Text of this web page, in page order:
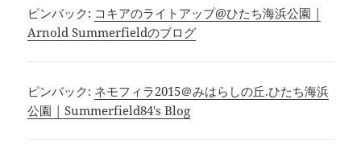
ピンバック: コキアのライトアップ@ひたち海浜公園 |
Arnold Summerfieldのブログ
ピンバック: ネモフィラ2015＠みはらしの丘.ひたち海浜
公園 | Summerfield84's Blog